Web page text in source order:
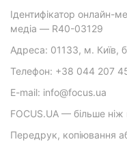
Ідентифікатор онлайн-
медіа — R40-03129
Адреса: 01133, м. Київ,
Телефон: +38 044 207
E-mail: info@focus.ua
FOCUS.UA — більше
Передрук, копіювання